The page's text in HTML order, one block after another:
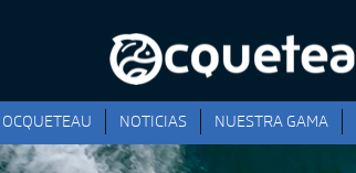
OCQUETEAU NOTICIAS NUESTRA GAMA